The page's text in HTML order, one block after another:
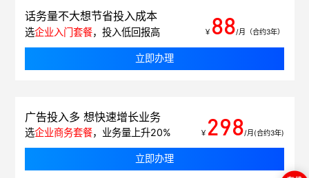
话务量不大想节省投入成本
选企业入门套餐，投入低回报高 ￥ 88/月（合约3年）
立即办理
广告投入多 想快速增长业务
选企业商务套餐，业务量上升20% ￥ 298/月(合约3年)
立即办理